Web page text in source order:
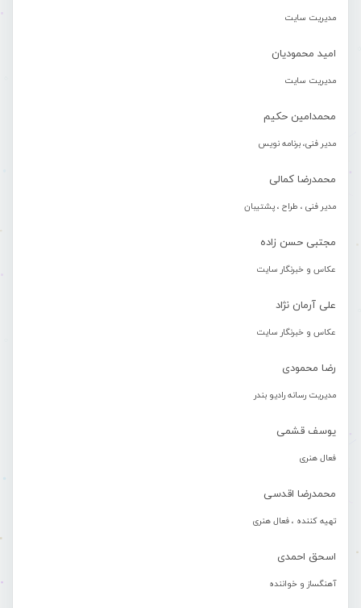
مدیریت سایت
امید محمودیان
مدیریت سایت
محمدامین حکیم
مدیر فنی، برنامه نویس
محمدرضا کمالی
مدیر فنی ، طراح ، پشتیبان
مجتبی حسن زاده
عکاس و خبرنگار سایت
علی آرمان نژاد
عکاس و خبرنگار سایت
رضا محمودی
مدیریت رسانه رادیو بندر
یوسف قشمی
فعال هنری
محمدرضا اقدسی
تهیه کننده ، فعال هنری
اسحق احمدی
آهنگساز و خواننده